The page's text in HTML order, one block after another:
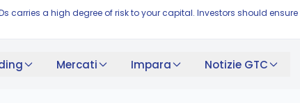
carries a high degree of risk to your capital. Investors should
Mercati Impara Notizie GTC